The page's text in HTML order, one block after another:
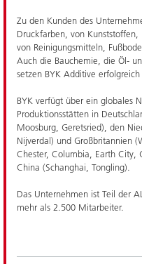
Zu den Kunden des
Druckfarben, von
von Reinigungsmitteln,
Auch die Bauchemie, die Öl-
setzen BYK Additive erfolgreich
BYK verfügt über ein globales
Produktionsstätten in
Moosburg, Geretsried), den
Nijverdal) und Großbritannien
Chester, Columbia, Earth City,
China (Schanghai, Tongling).
Das Unternehmen ist Teil der
mehr als 2.500 Mitarbeiter.